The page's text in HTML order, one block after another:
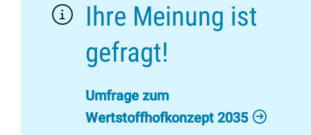
Ihre Meinung ist
gefragt!
Umfrage zum
Wertstoffhofkonzept 2035